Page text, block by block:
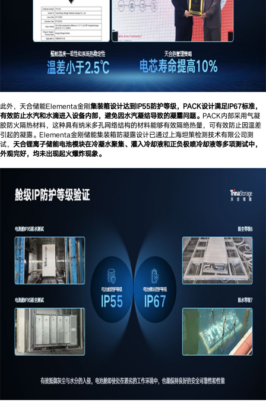
此外，天合储能Elementa金刚集装箱设计达到IP55防护等级，PACK设计满足IP67标准，
有效防止水汽和水滴进入设备内部，避免因水汽凝结导致的凝露问题。 PACK内部采用气凝
胶防火隔热材料，这种具有纳米多孔网络结构的材料能够有效隔绝热量，可有效防止因温差
引起的凝露。Elementa金刚储能集装箱防凝露设计已通过上海坦策检测技术有限公司测
试， 天合锂离子储能电池模块在冷凝水聚集、灌入冷却液和正负极喷冷却液等多项测试中，
外观完好，均未出现起火爆炸现象。